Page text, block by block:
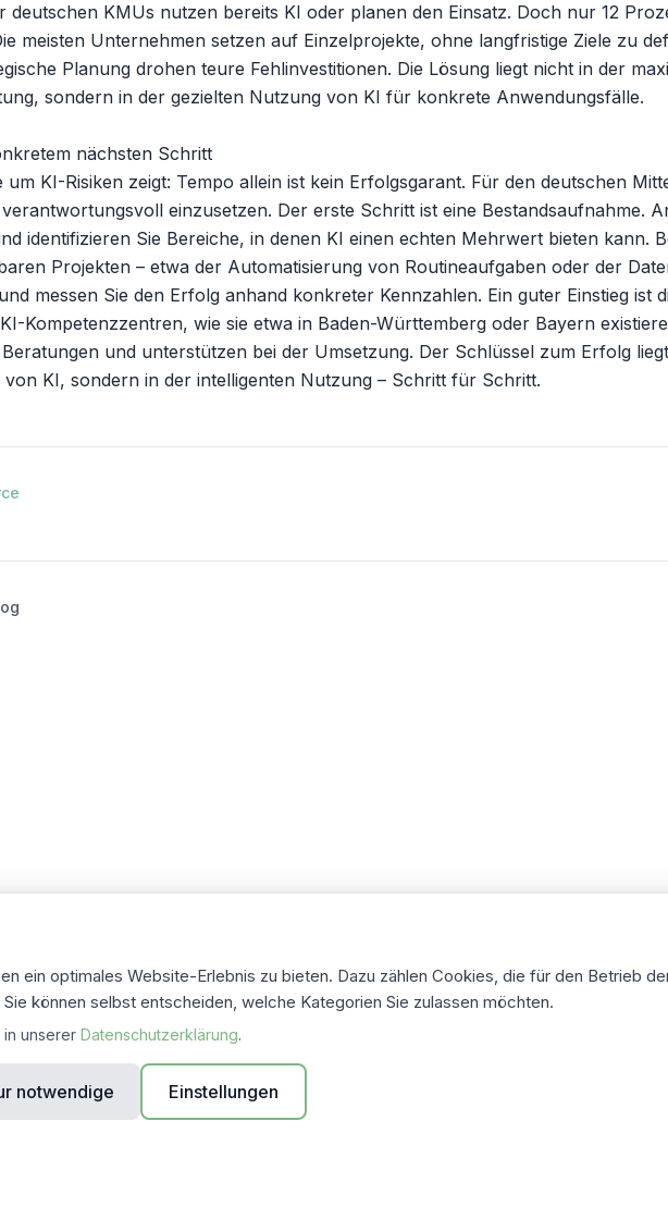
deutschen KMUs nutzen bereits KI oder planen den Einsatz. Doch nur 12
meisten Unternehmen setzen auf Einzelprojekte, ohne langfristige Ziele zu
Planung drohen teure Fehlinvestitionen. Die Lösung liegt nicht in der
sondern in der gezielten Nutzung von KI für konkrete Anwendungsfälle.
nächsten Schritt
um KI-Risiken zeigt: Tempo allein ist kein Erfolgsgarant. Für den deutschen
einzusetzen. Der erste Schritt ist eine Bestandsaufnahme.
identifizieren Sie Bereiche, in denen KI einen echten Mehrwert bieten kann.
Projekten – etwa der Automatisierung von Routineaufgaben oder der
messen Sie den Erfolg anhand konkreter Kennzahlen. Ein guter Einstieg ist
Kompetenzzentren, wie sie etwa in Baden-Württemberg oder Bayern
und unterstützen bei der Umsetzung. Der Schlüssel zum Erfolg
von KI, sondern in der intelligenten Nutzung – Schritt für Schritt.
ein optimales Website-Erlebnis zu bieten. Dazu zählen Cookies, die für den Betrieb
können selbst entscheiden, welche Kategorien Sie zulassen möchten.
unserer Datenschutzerklärung.
notwendige Einstellungen